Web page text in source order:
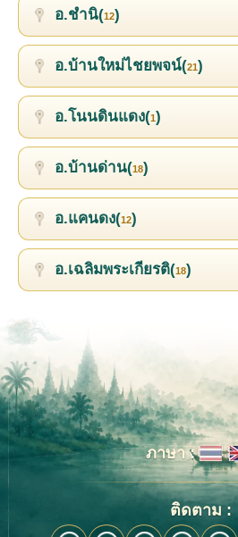
อ.ชำนิ(12)
อ.บ้านใหม่ไชยพจน์(21)
อ.โนนดินแดง(1)
อ.บ้านด่าน(18)
อ.แคนดง(12)
อ.เฉลิมพระเกียรติ(18)
ภาษา :
ติดตาม :